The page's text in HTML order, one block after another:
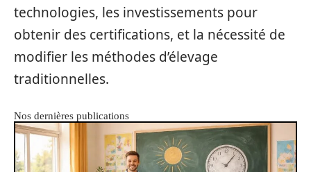
technologies, les investissements pour
obtenir des certifications, et la nécessité de
modifier les méthodes d’élevage
traditionnelles.
Nos dernières publications